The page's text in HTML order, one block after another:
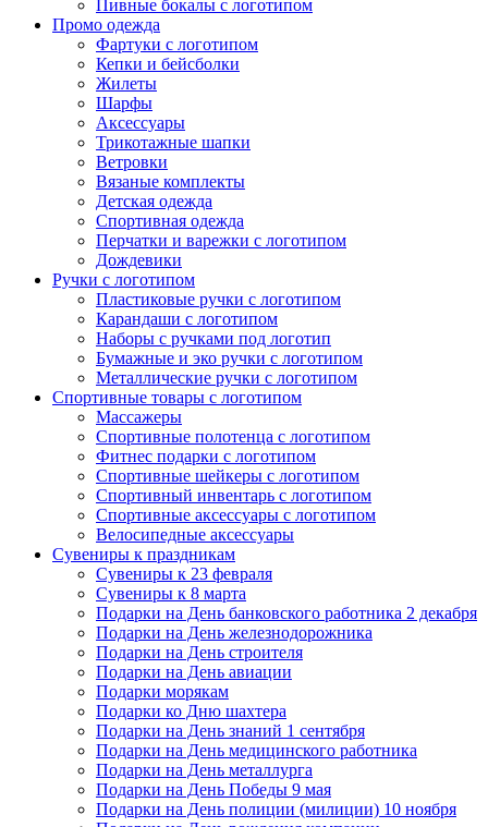
Пивные бокалы с логотипом
Промо одежда
Фартуки с логотипом
Кепки и бейсболки
Жилеты
Шарфы
Аксессуары
Трикотажные шапки
Ветровки
Вязаные комплекты
Детская одежда
Спортивная одежда
Перчатки и варежки с логотипом
Дождевики
Ручки с логотипом
Пластиковые ручки с логотипом
Карандаши с логотипом
Наборы с ручками под логотип
Бумажные и эко ручки с логотипом
Металлические ручки с логотипом
Спортивные товары с логотипом
Массажеры
Спортивные полотенца с логотипом
Фитнес подарки с логотипом
Спортивные шейкеры с логотипом
Спортивный инвентарь с логотипом
Спортивные аксессуары с логотипом
Велосипедные аксессуары
Сувениры к праздникам
Сувениры к 23 февраля
Сувениры к 8 марта
Подарки на День банковского работника 2 декабря
Подарки на День железнодорожника
Подарки на День строителя
Подарки на День авиации
Подарки морякам
Подарки ко Дню шахтера
Подарки на День знаний 1 сентября
Подарки на День медицинского работника
Подарки на День металлурга
Подарки на День Победы 9 мая
Подарки на День полиции (милиции) 10 ноября